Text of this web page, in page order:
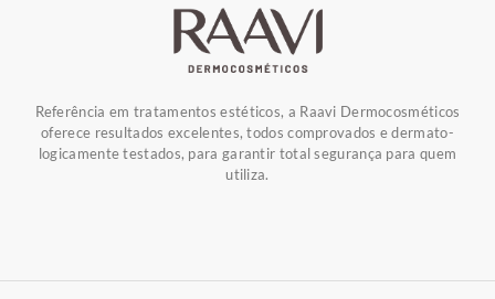
Referência em tratamentos estéticos, a Raavi Dermocosméticos
oferece resultados excelentes, todos comprovados e dermato-
logicamente testados, para garantir total segurança para quem
utiliza.